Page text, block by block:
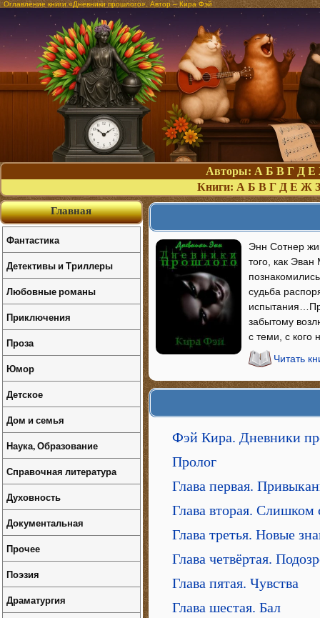
Оглавление книги «Дневники прошлого». Автор – Кира Фэй
Авторы: А Б В Г Д Е
Книги: А Б В Г Д Е Ж З
Энн Сотнер
того, как
судьба
забытому
с теми, с кого
Читать
Фэй Кира. Дневники
Пролог
Глава первая.
Глава вторая. Слишком
Глава третья. Новые
Глава четвёртая.
Глава пятая. Чувства
Глава шестая. Бал
Главная
Фантастика
Детективы и Триллеры
Любовные романы
Приключения
Проза
Юмор
Детское
Дом и семья
Наука, Образование
Справочная литература
Духовность
Документальная
Прочее
Поэзия
Драматургия